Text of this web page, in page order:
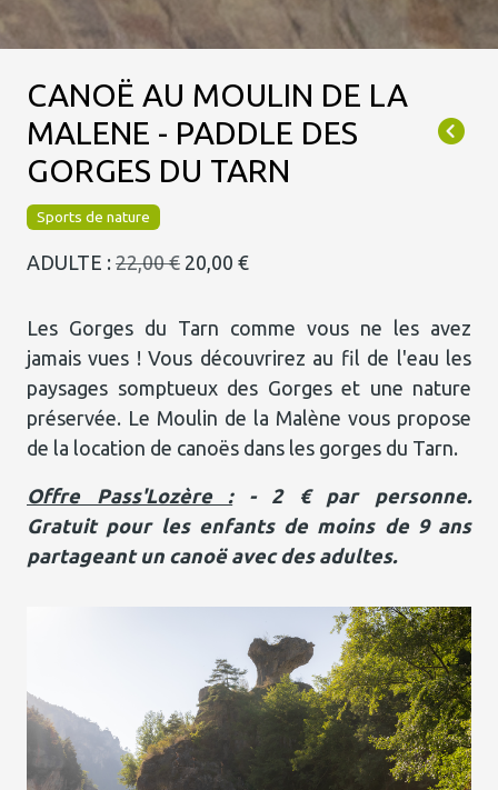
CANOË AU MOULIN DE LA
MALENE - PADDLE DES
GORGES DU TARN
Sports de nature
ADULTE : 22,00 € 20,00 €
Les Gorges du Tarn comme vous ne les avez
jamais vues ! Vous découvrirez au fil de l'eau les
paysages somptueux des Gorges et une nature
préservée. Le Moulin de la Malène vous propose
de la location de canoës dans les gorges du Tarn.
Offre Pass'Lozère :- 2 € par personne.
Gratuit pour les enfants de moins de 9 ans
partageant un canoë avec des adultes.